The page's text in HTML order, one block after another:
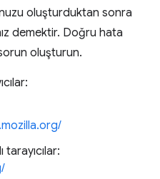
oluşturduktan sonra
demektir. Doğru hata
oluşturun.